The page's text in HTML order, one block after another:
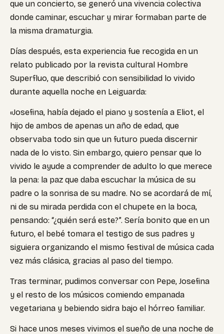
que un concierto, se generó una vivencia colectiva
donde caminar, escuchar y mirar formaban parte de
la misma dramaturgia.
Días después, esta experiencia fue recogida en un
relato publicado por la revista cultural Hombre
Superfluo, que describió con sensibilidad lo vivido
durante aquella noche en Leiguarda:
«Josefina, había dejado el piano y sostenía a Eliot, el
hijo de ambos de apenas un año de edad, que
observaba todo sin que un futuro pueda discernir
nada de lo visto. Sin embargo, quiero pensar que lo
vivido le ayude a comprender de adulto lo que merece
la pena: la paz que daba escuchar la música de su
padre o la sonrisa de su madre. No se acordará de mí,
ni de su mirada perdida con el chupete en la boca,
pensando: “¿quién será este?”. Sería bonito que en un
futuro, el bebé tomara el testigo de sus padres y
siguiera organizando el mismo festival de música cada
vez más clásica, gracias al paso del tiempo.
Tras terminar, pudimos conversar con Pepe, Josefina
y el resto de los músicos comiendo empanada
vegetariana y bebiendo sidra bajo el hórreo familiar.
Si hace unos meses vivimos el sueño de una noche de